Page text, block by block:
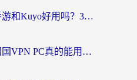
海外党必看：雷神手游和Kuyo好用吗？3款回国加速器实测+避坑指南
海外党必看：免费回国VPN PC真的能用？附国内高速VPN选择全攻略